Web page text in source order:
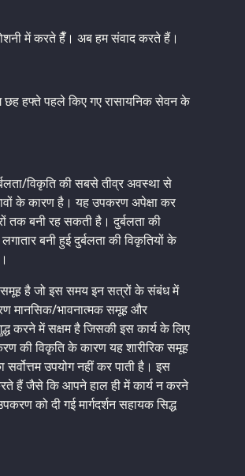
में करते हैँ। अब हम संवाद करते हैं।
हफ्ते पहले किए गए रासायनिक सेवन के
विकृति की सबसे तीव्र अवस्था से
के कारण है। यह उपकरण अपेक्षा कर
बनी रह सकती है। दुर्बलता की
बनी हुई दुर्बलता की विकृतियों के
है जो इस समय इन सत्रों के संबंध में
मानसिक/भावनात्मक समूह और
करने में सक्षम है जिसकी इस कार्य के लिए
की विकृति के कारण यह शारीरिक समूह
सर्वोत्तम उपयोग नहीं कर पाती है। इस
हैं जैसे कि आपने हाल ही में कार्य न करने
को दी गई मार्गदर्शन सहायक सिद्ध